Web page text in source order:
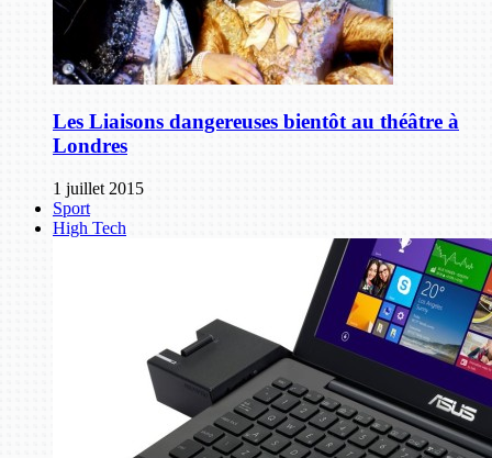
Les Liaisons dangereuses bientôt au théâtre à
Londres
1 juillet 2015
Sport
High Tech